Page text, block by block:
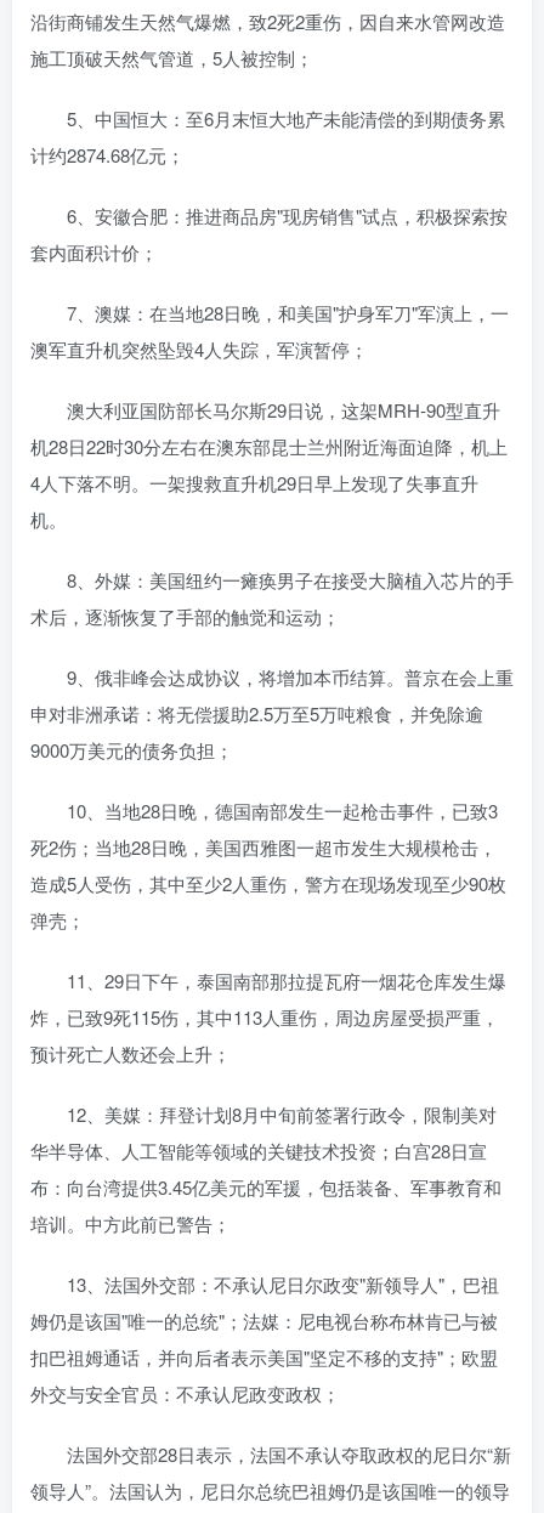
沿街商铺发生天然气爆燃，致2死2重伤，因自来水管网改造
施工顶破天然气管道，5人被控制；
5、中国恒大：至6月末恒大地产未能清偿的到期债务累
计约2874.68亿元；
6、安徽合肥：推进商品房"现房销售"试点，积极探索按
套内面积计价；
7、澳媒：在当地28日晚，和美国"护身军刀"军演上，一
澳军直升机突然坠毁4人失踪，军演暂停；
澳大利亚国防部长马尔斯29日说，这架MRH-90型直升
机28日22时30分左右在澳东部昆士兰州附近海面迫降，机上
4人下落不明。一架搜救直升机29日早上发现了失事直升
机。
8、外媒：美国纽约一瘫痪男子在接受大脑植入芯片的手
术后，逐渐恢复了手部的触觉和运动；
9、俄非峰会达成协议，将增加本币结算。普京在会上重
申对非洲承诺：将无偿援助2.5万至5万吨粮食，并免除逾
9000万美元的债务负担；
10、当地28日晚，德国南部发生一起枪击事件，已致3
死2伤；当地28日晚，美国西雅图一超市发生大规模枪击，
造成5人受伤，其中至少2人重伤，警方在现场发现至少90枚
弹壳；
11、29日下午，泰国南部那拉提瓦府一烟花仓库发生爆
炸，已致9死115伤，其中113人重伤，周边房屋受损严重，
预计死亡人数还会上升；
12、美媒：拜登计划8月中旬前签署行政令，限制美对
华半导体、人工智能等领域的关键技术投资；白宫28日宣
布：向台湾提供3.45亿美元的军援，包括装备、军事教育和
培训。中方此前已警告；
13、法国外交部：不承认尼日尔政变"新领导人"，巴祖
姆仍是该国"唯一的总统"；法媒：尼电视台称布林肯已与被
扣巴祖姆通话，并向后者表示美国"坚定不移的支持"；欧盟
外交与安全官员：不承认尼政变政权；
法国外交部28日表示，法国不承认夺取政权的尼日尔“新
领导人”。法国认为，尼日尔总统巴祖姆仍是该国唯一的领导